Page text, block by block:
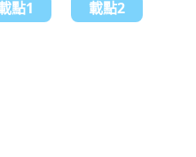
點1 載點2